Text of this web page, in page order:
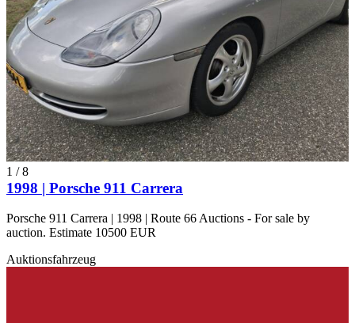
1 /8
1998 | Porsche 911 Carrera
Porsche 911 Carrera | 1998 | Route 66 Auctions - For sale by
auction. Estimate 10500 EUR
Auktionsfahrzeug